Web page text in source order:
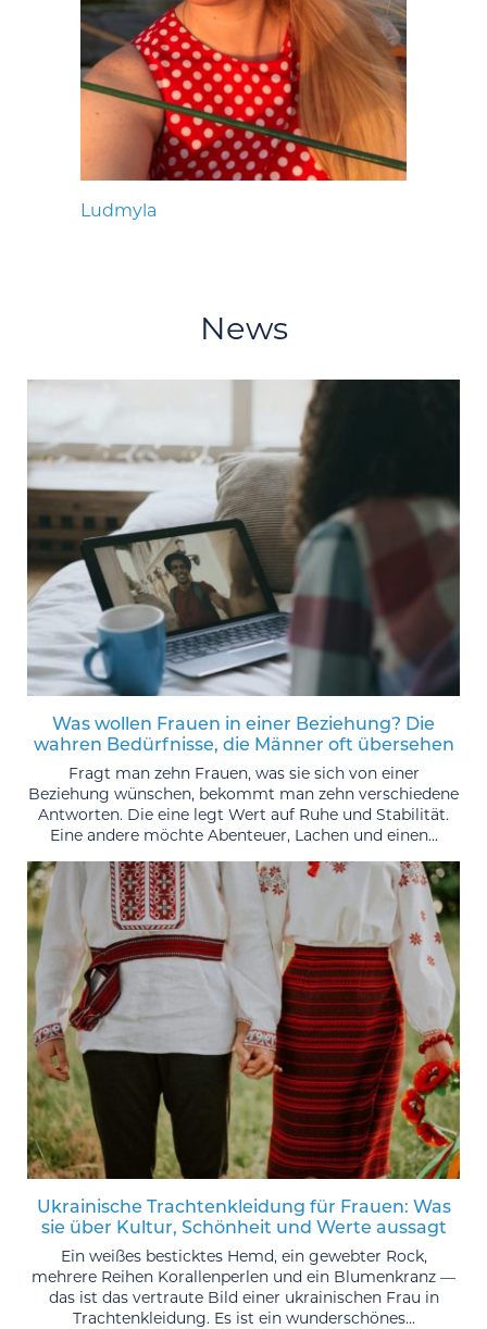
Ludmyla
News
Was wollen Frauen in einer Beziehung? Die
wahren Bedürfnisse, die Männer oft übersehen
Fragt man zehn Frauen, was sie sich von einer
Beziehung wünschen, bekommt man zehn verschiedene
Antworten. Die eine legt Wert auf Ruhe und Stabilität.
Eine andere möchte Abenteuer, Lachen und einen...
Ukrainische Trachtenkleidung für Frauen: Was
sie über Kultur, Schönheit und Werte aussagt
Ein weißes besticktes Hemd, ein gewebter Rock,
mehrere Reihen Korallenperlen und ein Blumenkranz —
das ist das vertraute Bild einer ukrainischen Frau in
Trachtenkleidung. Es ist ein wunderschönes...